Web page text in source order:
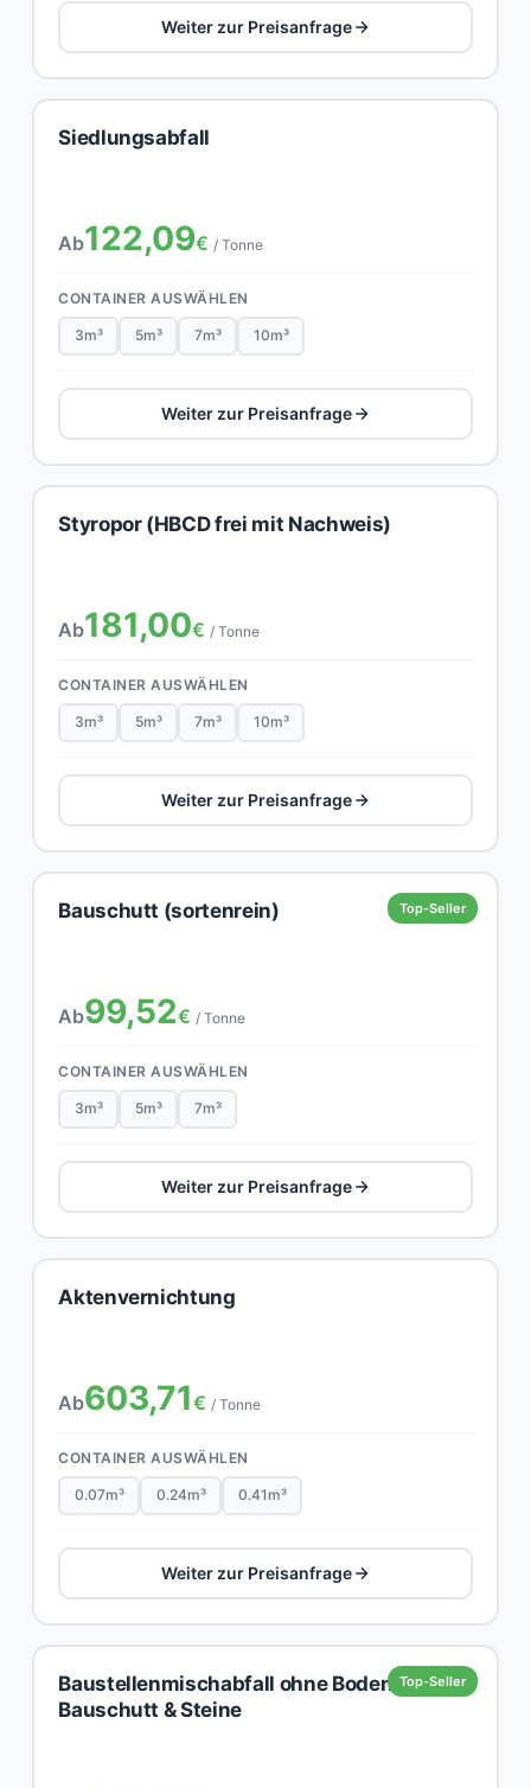
Weiter zur Preisanfrage
Siedlungsabfall
Ab122,09€ / Tonne
CONTAINER AUSWÄHLEN
3m³ 5m³ 7m³ 10m³
Weiter zur Preisanfrage
Styropor (HBCD frei mit Nachweis)
Ab181,00€ / Tonne
CONTAINER AUSWÄHLEN
3m³ 5m³ 7m³ 10m³
Weiter zur Preisanfrage
Top-Seller
Bauschutt (sortenrein)
Ab99,52€ / Tonne
CONTAINER AUSWÄHLEN
3m³ 5m³ 7m³
Weiter zur Preisanfrage
Aktenvernichtung
Ab603,71€ / Tonne
CONTAINER AUSWÄHLEN
0.07m³ 0.24m³ 0.41m³
Weiter zur Preisanfrage
Top-Seller
Baustellenmischabfall ohne Boden,
Bauschutt & Steine